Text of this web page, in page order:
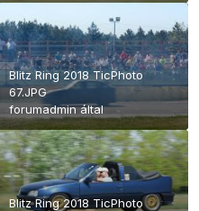
Blitz Ring 2018 TicPhoto
67.JPG
forumadmináltal
Blitz Ring 2018 TicPhoto